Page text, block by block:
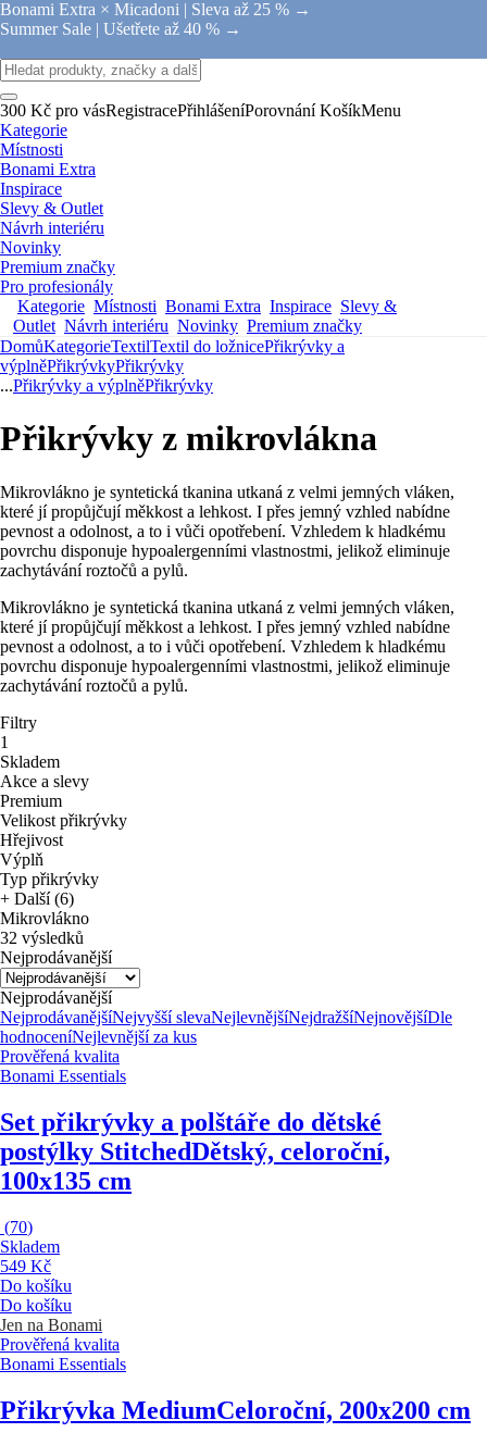
Bonami Extra × Micadoni | Sleva až 25 % →
Summer Sale | Ušetřete až 40 % →
300 Kč pro vásRegistracePřihlášeníPorovnání KošíkMenu
Kategorie
Místnosti
Bonami Extra
Inspirace
Slevy & Outlet
Návrh interiéru
Novinky
Premium značky
Pro profesionály
Kategorie Místnosti Bonami Extra Inspirace Slevy &
Outlet Návrh interiéru Novinky Premium značky
DomůKategorieTextilTextil do ložnicePřikrývky a
výplněPřikrývkyPřikrývky
...Přikrývky a výplněPřikrývky
Přikrývky z mikrovlákna
Mikrovlákno je syntetická tkanina utkaná z velmi jemných vláken,
které jí propůjčují měkkost a lehkost. I přes jemný vzhled nabídne
pevnost a odolnost, a to i vůči opotřebení. Vzhledem k hladkému
povrchu disponuje hypoalergenními vlastnostmi, jelikož eliminuje
zachytávání roztočů a pylů.
Mikrovlákno je syntetická tkanina utkaná z velmi jemných vláken,
které jí propůjčují měkkost a lehkost. I přes jemný vzhled nabídne
pevnost a odolnost, a to i vůči opotřebení. Vzhledem k hladkému
povrchu disponuje hypoalergenními vlastnostmi, jelikož eliminuje
zachytávání roztočů a pylů.
Filtry
1
Skladem
Akce a slevy
Premium
Velikost přikrývky
Hřejivost
Výplň
Typ přikrývky
+ Další (6)
Mikrovlákno
32 výsledků
Nejprodávanější
Nejprodávanější
NejprodávanějšíNejvyšší slevaNejlevnějšíNejdražšíNejnovějšíDle
hodnoceníNejlevnější za kus
Prověřená kvalita
Bonami Essentials
Set přikrývky a polštáře do dětské
postýlky StitchedDětský, celoroční,
100x135 cm
(70)
Skladem
549 Kč
Do košíku
Do košíku
Jen na Bonami
Prověřená kvalita
Bonami Essentials
Přikrývka MediumCeloroční, 200x200 cm